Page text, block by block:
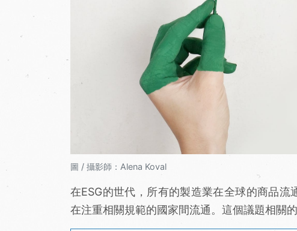
圖 / 攝影師：Alena Koval
在ESG的世代，所有的製造業在全球的商品
在注重相關規範的國家間流通。這個議題相關